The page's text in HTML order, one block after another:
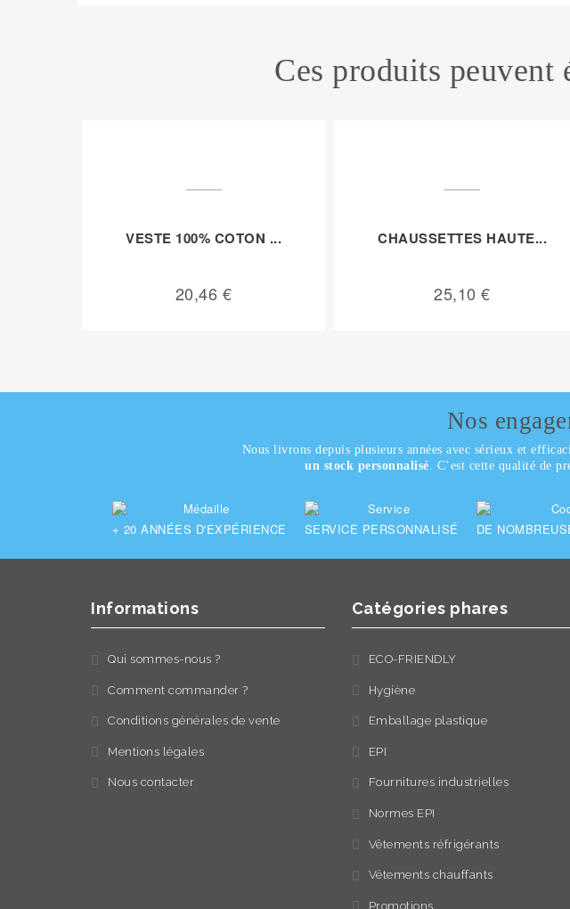
Ces produits peuvent
VESTE 100% COTON ...
20,46 €
CHAUSSETTES HAUTE...
25,10 €
Nos
Nous livrons depuis plusieurs années avec sérieux et
un stock personnalisé. C’est cette qualité de
+ 20 ANNÉES D'EXPÉRIENCE SERVICE PERSONNALISÉ DE
Informations
Qui sommes-nous ?
Comment commander ?
Conditions générales de vente
Mentions légales
Nous contacter
Catégories phares
ECO-FRIENDLY
Hygiène
Emballage plastique
EPI
Fournitures industrielles
Normes EPI
Vêtements réfrigérants
Vêtements chauffants
Promotions